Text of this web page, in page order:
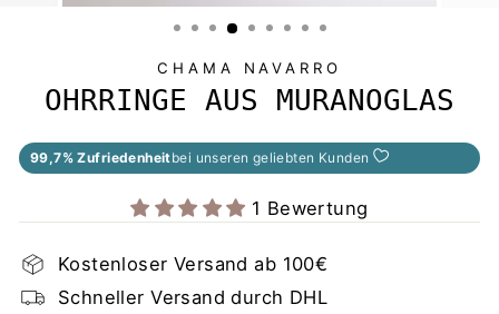
CHAMA NAVARRO
OHRRINGE AUS MURANOGLAS
99,7% Zufriedenheitbei unseren geliebten Kunden
1 Bewertung
Kostenloser Versand ab 100€
Schneller Versand durch DHL